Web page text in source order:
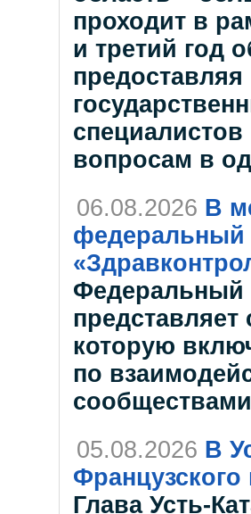
проходит в
и третий год
вопросам в
06.08.2026 В
федеральный
Федеральный
которую
по
сообществами
05.08.2026 В
Глава Усть-